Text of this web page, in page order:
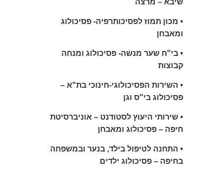
שיבא – מרצה
• מכון תמוז לפסיכותרפיה- פסיכולוג
ומאבחן
• בי"ח שער מנשה- פסיכולוג ומנחה
קבוצות
• השירות הפסיכולוגי-חינוכי בת"א –
פסיכולוג בי"ס וגן
• שירותי היעוץ לסטודנט – אוניברסיטת
חיפה – פסיכולוג ומאבחן
• התחנה לטיפול בילד, בנער ובמשפחה
בחיפה – פסיכולוג ילדים